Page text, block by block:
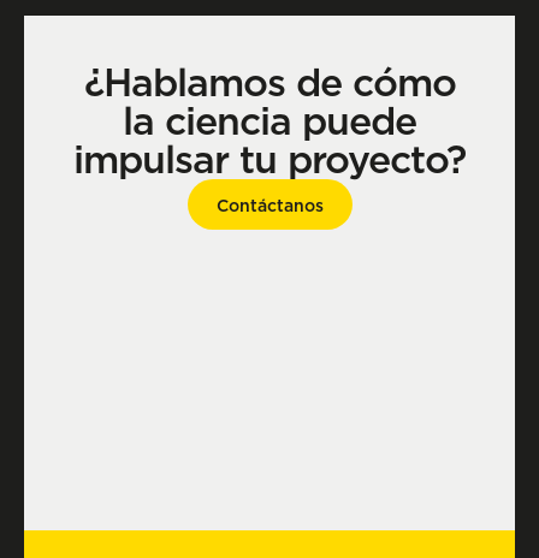
¿Hablamos de cómo
la ciencia puede
impulsar tu proyecto?
Contáctanos